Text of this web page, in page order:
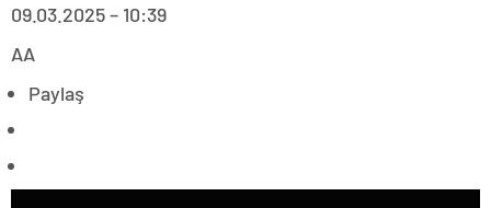
09.03.2025 – 10:39
AA
Paylaş